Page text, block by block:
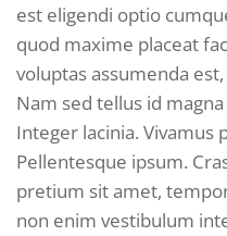
est eligendi optio
quod maxime placeat
voluptas assumenda
Nam sed tellus id
Integer lacinia. Vivamus
Pellentesque ipsum.
pretium sit amet,
non enim vestibulum